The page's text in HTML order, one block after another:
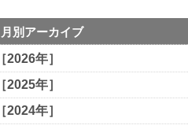
月別アーカイブ
［2026年］
［2025年］
［2024年］